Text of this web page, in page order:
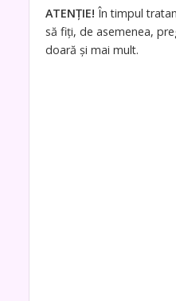
ATENŢIE! În timpul
să fiți, de asemenea,
doară și mai mult.